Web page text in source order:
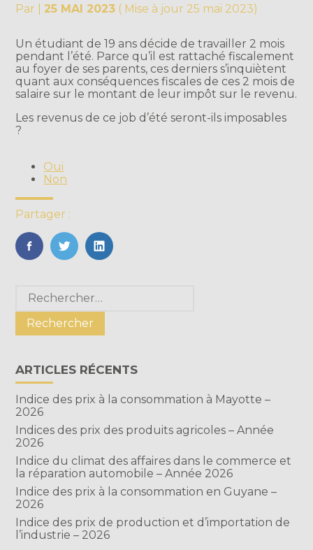
Par 25 MAI 2023 ( Mise à jour 25 mai 2023)
Un étudiant de 19 ans décide de travailler 2 mois
pendant l’été. Parce qu’il est rattaché fiscalement
au foyer de ses parents, ces derniers s’inquiètent
quant aux conséquences fiscales de ces 2 mois de
salaire sur le montant de leur impôt sur le revenu.
Les revenus de ce job d’été seront-ils imposables
?
Oui
Non
Partager :
FaceBook
TwitterLinkedIn
Blog
sidebar
Rechercher :
ARTICLES RÉCENTS
Indice des prix à la consommation à Mayotte –
2026
Indices des prix des produits agricoles – Année
2026
Indice du climat des affaires dans le commerce et
la réparation automobile – Année 2026
Indice des prix à la consommation en Guyane –
2026
Indice des prix de production et d’importation de
l’industrie – 2026